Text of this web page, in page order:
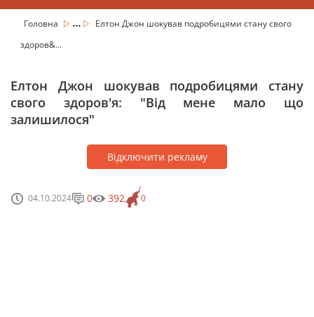
Головна ...
Елтон Джон шокував подробицями стану свого
здоров&...
Елтон Джон шокував подробицями стану
свого здоров'я: "Від мене мало що
залишилося"
Відключити рекламу
04.10.2024 0
0 392